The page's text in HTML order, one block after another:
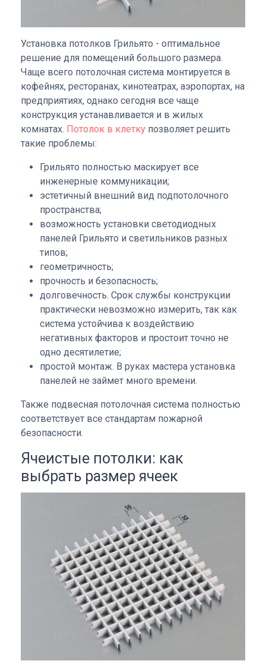
Установка потолков Грильято - оптимальное
решение для помещений большого размера.
Чаще всего потолочная система монтируется в
кофейнях, ресторанах, кинотеатрах, аэропортах, на
предприятиях, однако сегодня все чаще
конструкция устанавливается и в жилых
комнатах. Потолок в клетку позволяет решить
такие проблемы:
Грильято полностью маскирует все
инженерные коммуникации;
эстетичный внешний вид подпотолочного
пространства;
возможность установки светодиодных
панелей Грильято и светильников разных
типов;
геометричность;
прочность и безопасность;
долговечность. Срок службы конструкции
практически невозможно измерить, так как
система устойчива к воздействию
негативных факторов и простоит точно не
одно десятилетие;
простой монтаж. В руках мастера установка
панелей не займет много времени.
Также подвесная потолочная система полностью
соответствует все стандартам пожарной
безопасности.
Ячеистые потолки: как
выбрать размер ячеек